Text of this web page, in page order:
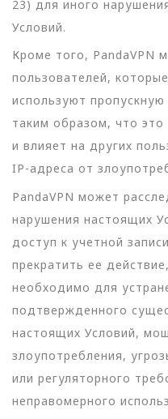
23) для иного
Условий.
Кроме того, PandaVPN
пользователей,
используют
таким образом, что
и влияет на других
IP-адреса от
PandaVPN может
нарушения настоящих
доступ к учетной
прекратить ее
необходимо для
подтвержденного
настоящих Условий,
злоупотребления,
или регуляторного
неправомерного